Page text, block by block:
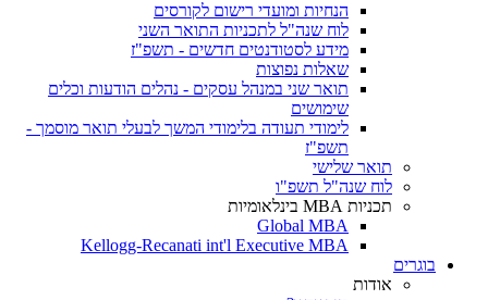
הנחיות ומועדי רישום לקורסים
לוח שנה"ל לתכניות התואר השני
מידע לסטודנטים חדשים - תשפ"ז
שאלות נפוצות
תואר שני במנהל עסקים - נהלים הודעות וכלים
שימושים
לימודי תעודה בלימודי המשך לבעלי תואר מוסמך -
תשפ"ז
תואר שלישי
לוח שנה"ל תשפ"ו
תכניות MBA בינלאומיות
Global MBA
Kellogg-Recanati int'l Executive MBA
בוגרים
אודות